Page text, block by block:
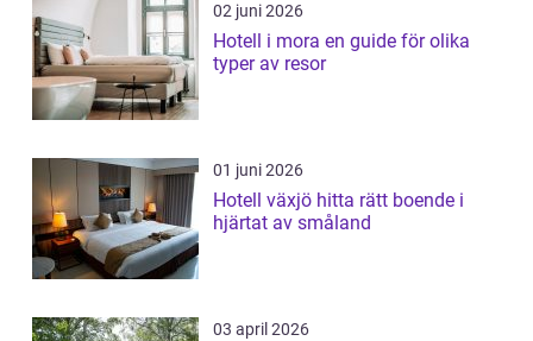
02 juni 2026
Hotell i mora en guide för olika
typer av resor
01 juni 2026
Hotell växjö hitta rätt boende i
hjärtat av småland
03 april 2026